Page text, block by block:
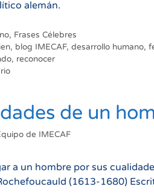
alemán.
, Frases Célebres
, blog IMECAF,desarrollo humano,
, reconocer
de un
de IMECAF
a un hombre por sus
(1613-1680)